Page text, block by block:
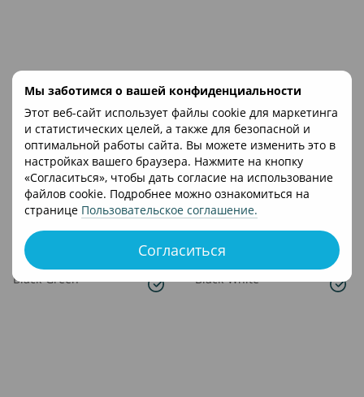
Мы заботимся о вашей конфиденциальности
Этот веб-сайт использует файлы cookie для маркетинга
и статистических целей, а также для безопасной и
оптимальной работы сайта. Вы можете изменить это в
настройках вашего браузера. Нажмите на кнопку
«Согласиться», чтобы дать согласие на использование
файлов cookie. Подробнее можно ознакомиться на
странице Пользовательское соглашение.
Согласиться
Артикул: LO-ELIA GREEN
Lionelo
Прогулочная коляска-трость
Lionelo Elia GREEN GRAPHITE
новый цвет 2026
3 999 грн
В корзину
Артикул: 48570
Прогулочная коляска трость
FreeON Simple Black-Yellow
2 625 грн